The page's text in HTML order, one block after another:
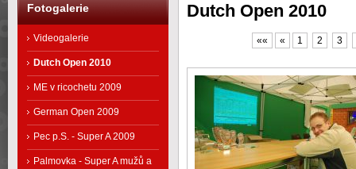
Dutch Open 2010
«« « 1 2 3
Fotogalerie
Videogalerie
Dutch Open 2010
ME v ricochetu 2009
German Open 2009
Pec p.S. - Super A 2009
Palmovka - Super A mužů a